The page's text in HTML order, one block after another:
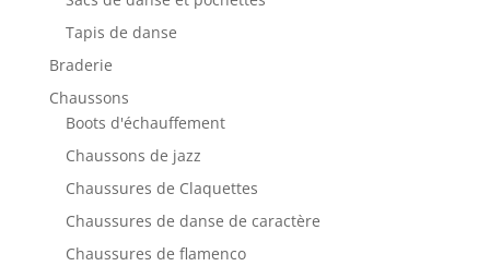
Tapis de danse
Braderie
Chaussons
Boots d'échauffement
Chaussons de jazz
Chaussures de Claquettes
Chaussures de danse de caractère
Chaussures de flamenco